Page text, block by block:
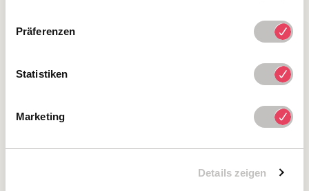
Präferenzen
Statistiken
Marketing
Details zeigen
Zertifikate für gutes &
von in Plastik verpackten 08-15-Lebensmitteln liegt
Ihnen schon frühmorgens schwer im Magen? Wie gut,